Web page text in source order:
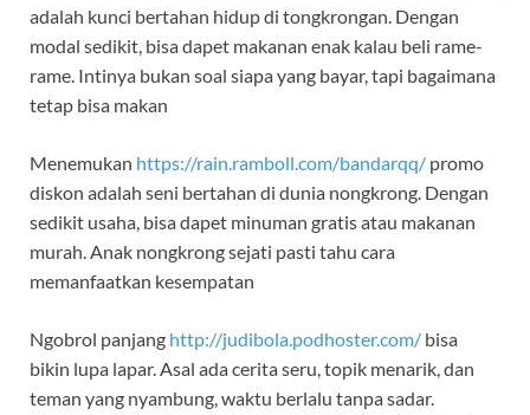
adalah kunci bertahan hidup di tongkrongan. Dengan
modal sedikit, bisa dapet makanan enak kalau beli rame-
rame. Intinya bukan soal siapa yang bayar, tapi bagaimana
tetap bisa makan
Menemukan https://rain.ramboll.com/bandarqq/ promo
diskon adalah seni bertahan di dunia nongkrong. Dengan
sedikit usaha, bisa dapet minuman gratis atau makanan
murah. Anak nongkrong sejati pasti tahu cara
memanfaatkan kesempatan
Ngobrol panjang http://judibola.podhoster.com/ bisa
bikin lupa lapar. Asal ada cerita seru, topik menarik, dan
teman yang nyambung, waktu berlalu tanpa sadar.